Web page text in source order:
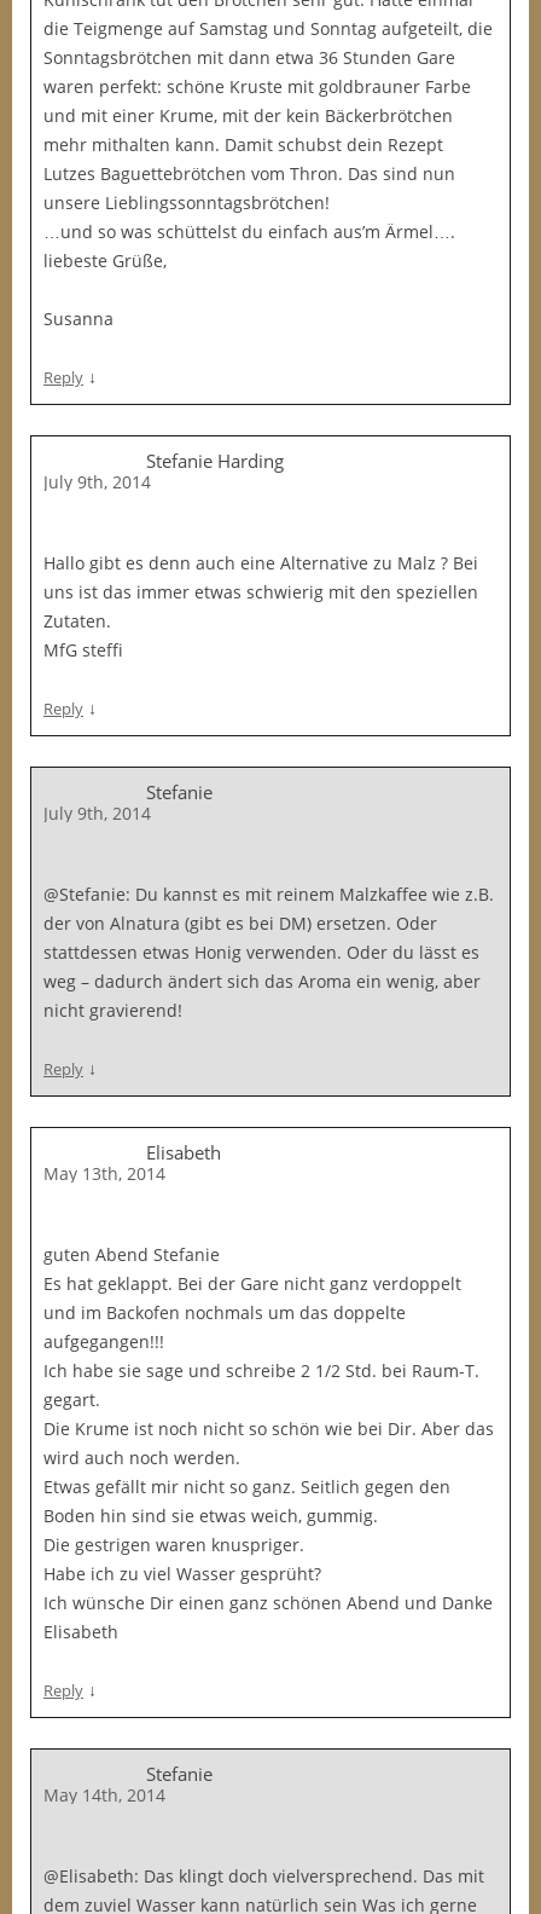
die Teigmenge auf Samstag und Sonntag aufgeteilt, die
Sonntagsbrötchen mit dann etwa 36 Stunden Gare
waren perfekt: schöne Kruste mit goldbrauner Farbe
und mit einer Krume, mit der kein Bäckerbrötchen
mehr mithalten kann. Damit schubst dein Rezept
Lutzes Baguettebrötchen vom Thron. Das sind nun
unsere Lieblingssonntagsbrötchen!
…und so was schüttelst du einfach aus’m Ärmel….
liebeste Grüße,
Susanna
Reply ↓
Stefanie Harding
July 9th, 2014
Hallo gibt es denn auch eine Alternative zu Malz ? Bei
uns ist das immer etwas schwierig mit den speziellen
Zutaten.
MfG steffi
Reply ↓
Stefanie
July 9th, 2014
@Stefanie: Du kannst es mit reinem Malzkaffee wie z.B.
der von Alnatura (gibt es bei DM) ersetzen. Oder
stattdessen etwas Honig verwenden. Oder du lässt es
weg – dadurch ändert sich das Aroma ein wenig, aber
nicht gravierend!
Reply ↓
Elisabeth
May 13th, 2014
guten Abend Stefanie
Es hat geklappt. Bei der Gare nicht ganz verdoppelt
und im Backofen nochmals um das doppelte
aufgegangen!!!
Ich habe sie sage und schreibe 2 1/2 Std. bei Raum-T.
gegart.
Die Krume ist noch nicht so schön wie bei Dir. Aber das
wird auch noch werden.
Etwas gefällt mir nicht so ganz. Seitlich gegen den
Boden hin sind sie etwas weich, gummig.
Die gestrigen waren knuspriger.
Habe ich zu viel Wasser gesprüht?
Ich wünsche Dir einen ganz schönen Abend und Danke
Elisabeth
Reply ↓
Stefanie
May 14th, 2014
@Elisabeth: Das klingt doch vielversprechend. Das mit
dem zuviel Wasser kann natürlich sein Was ich gerne